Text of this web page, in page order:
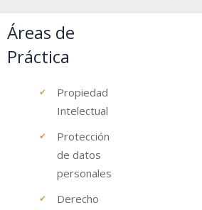
Áreas de
Práctica
Propiedad
Intelectual
Protección
de datos
personales
Derecho